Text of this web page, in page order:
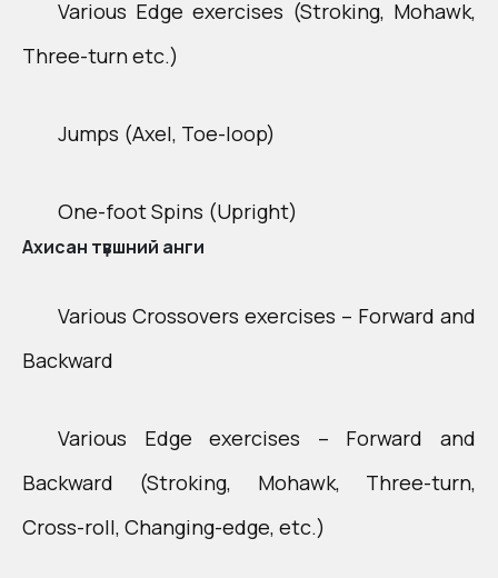
Various Edge exercises ​(Stroking, Mohawk,
Three-turn etc.)​
Jumps ​(Axel, Toe-loop)​
One-foot Spins ​(Upright)​
Ахисан түвшний анги​
Various Crossovers exercises – Forward and
Backward​
Various Edge exercises – Forward and
Backward ​(Stroking, Mohawk, Three-turn,
Cross-roll, Changing-edge, etc.)​